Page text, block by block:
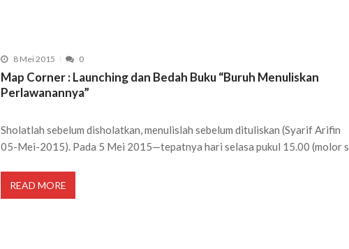
8 Mei 2015 0
Map Corner : Launching dan Bedah Buku “Buruh Menuliskan
Perlawanannya”
Sholatlah sebelum disholatkan, menulislah sebelum dituliskan (Syarif Arifin
05-Mei-2015). Pada 5 Mei 2015—tepatnya hari selasa pukul 15.00 (molor s
READ MORE